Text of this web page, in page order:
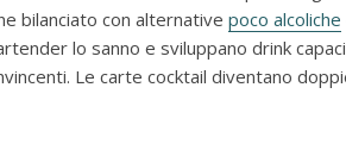
bilanciato con alternative poco alcoliche
lo sanno e sviluppano drink
Le carte cocktail diventano